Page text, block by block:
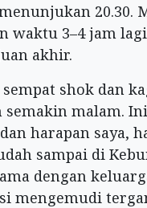
20.30.
waktu 3–4 jam
akhir.
sempat shok dan
semakin malam.
harapan saya,
sampai di
dengan
mengemudi